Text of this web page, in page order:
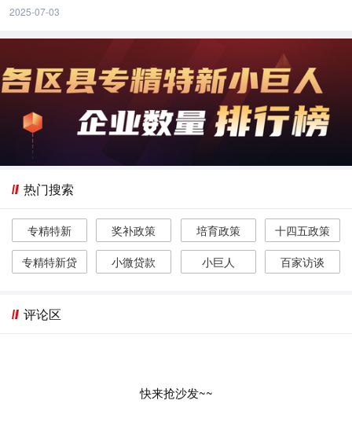
2025-07-03
热门搜索
专精特新 奖补政策 培育政策
十四五政策
专精特新贷
小微贷款 小巨人 百家访谈
评论区
快来抢沙发~~